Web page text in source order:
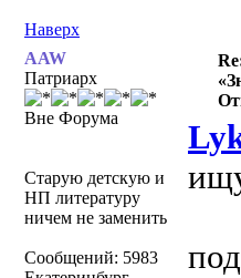
Наверх
AAW
Патриарх
Вне Форума
Старую детскую и
НП литературу
ничем не заменить
Сообщений: 5983